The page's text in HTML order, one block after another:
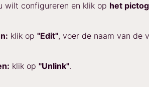
wilt configureren en klik op het
klik op "Edit", voer de naam van de
klik op "Unlink".